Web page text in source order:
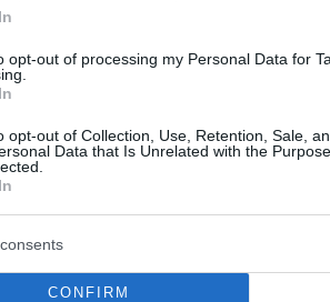
opt-out of processing my Personal Data for
opt-out of Collection, Use, Retention, Sale,
Data that Is Unrelated with the
CONFIRM
Dubai e destinazioni europee.
Oriente Conducono quindi
sarà di 244.